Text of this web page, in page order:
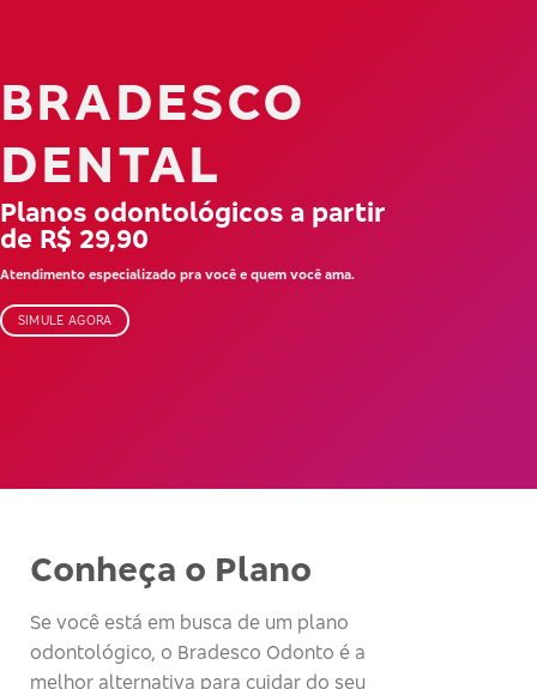
BRADESCO
DENTAL
Planos odontológicos a partir
de R$ 29,90
Atendimento especializado pra você e quem você ama.
SIMULE AGORA
Conheça o Plano
Se você está em busca de um plano
odontológico, o Bradesco Odonto é a
melhor alternativa para cuidar do seu